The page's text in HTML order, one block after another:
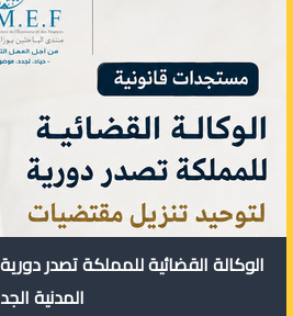
الوكالة القضائية للمملكة تصدر
المدنية